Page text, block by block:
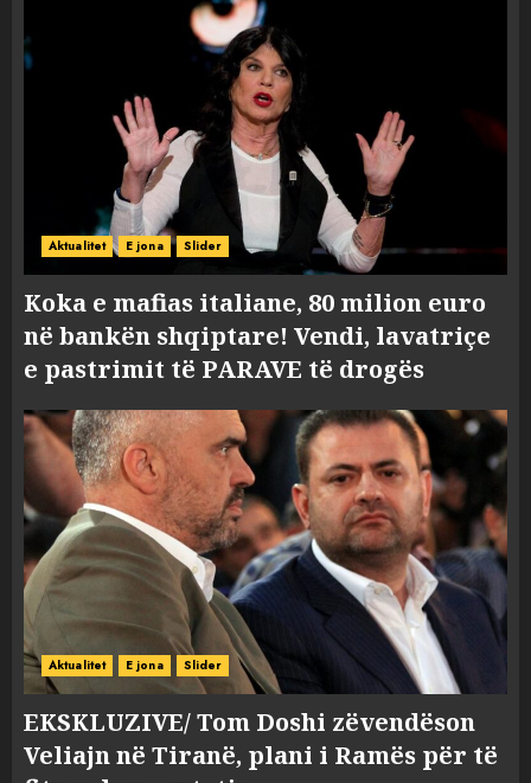
Aktualitet E jona Slider
Koka e mafias italiane, 80 milion euro
në bankën shqiptare! Vendi, lavatriçe
e pastrimit të PARAVE të drogës
Aktualitet E jona Slider
EKSKLUZIVE/ Tom Doshi zëvendëson
Veliajn në Tiranë, plani i Ramës për të